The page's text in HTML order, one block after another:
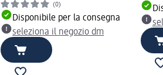
(0)
Disponibile per la consegna
seleziona il negozio dm